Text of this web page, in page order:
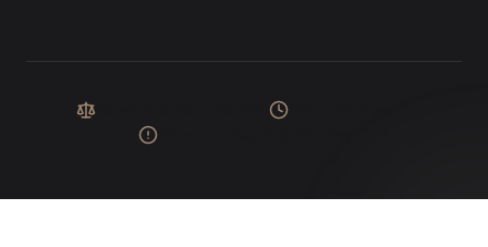
Respuesta en 2h